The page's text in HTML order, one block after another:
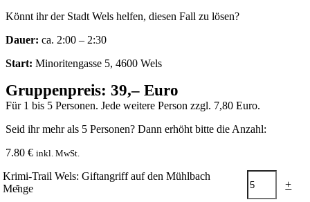
Könnt ihr der Stadt Wels helfen, diesen Fall zu lösen?
Dauer: ca. 2:00 – 2:30
Start: Minoritengasse 5, 4600 Wels
Gruppenpreis: 39,– Euro
Für 1 bis 5 Personen. Jede weitere Person zzgl. 7,80 Euro.
Seid ihr mehr als 5 Personen? Dann erhöht bitte die Anzahl:
7.80 € inkl. MwSt.
-
Krimi-Trail Wels: Giftangriff auf den Mühlbach
Menge
+